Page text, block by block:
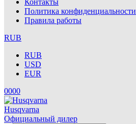
Контакты
Политика конфиденциальности
Правила работы
RUB
RUB
USD
EUR
0000
Husqvarna
Официальный дилер